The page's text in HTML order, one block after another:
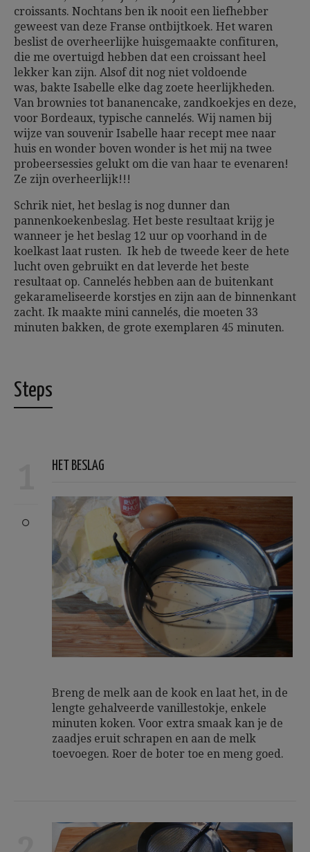
croissants. Nochtans ben ik nooit een liefhebber
geweest van deze Franse ontbijtkoek. Het waren
beslist de overheerlijke huisgemaakte confituren,
die me overtuigd hebben dat een croissant heel
lekker kan zijn. Alsof dit nog niet voldoende
was, bakte Isabelle elke dag zoete heerlijkheden.
Van brownies tot bananencake, zandkoekjes en deze,
voor Bordeaux, typische cannelés. Wij namen bij
wijze van souvenir Isabelle haar recept mee naar
huis en wonder boven wonder is het mij na twee
probeersessies gelukt om die van haar te evenaren!
Ze zijn overheerlijk!!!
Schrik niet, het beslag is nog dunner dan
pannenkoekenbeslag. Het beste resultaat krijg je
wanneer je het beslag 12 uur op voorhand in de
koelkast laat rusten. Ik heb de tweede keer de hete
lucht oven gebruikt en dat leverde het beste
resultaat op. Cannelés hebben aan de buitenkant
gekarameliseerde korstjes en zijn aan de binnenkant
zacht. Ik maakte mini cannelés, die moeten 33
minuten bakken, de grote exemplaren 45 minuten.
Steps
HET BESLAG
Breng de melk aan de kook en laat het, in de
lengte gehalveerde vanillestokje, enkele
minuten koken. Voor extra smaak kan je de
zaadjes eruit schrapen en aan de melk
toevoegen. Roer de boter toe en meng goed.